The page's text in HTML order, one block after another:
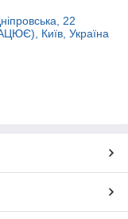
22
Київ, Україна